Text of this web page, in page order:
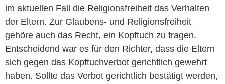
im aktuellen Fall die Religionsfreiheit das Verhalten
der Eltern. Zur Glaubens- und Religionsfreiheit
gehöre auch das Recht, ein Kopftuch zu tragen.
Entscheidend war es für den Richter, dass die Eltern
sich gegen das Kopftuchverbot gerichtlich gewehrt
haben. Sollte das Verbot gerichtlich bestätigt werden,